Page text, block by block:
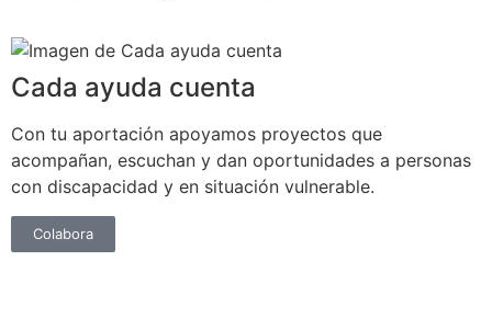
Cada ayuda cuenta
Con tu aportación apoyamos proyectos que
acompañan, escuchan y dan oportunidades a personas
con discapacidad y en situación vulnerable.
Colabora